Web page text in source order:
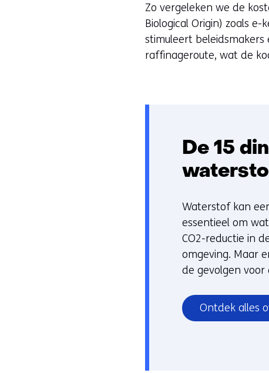
Zo vergeleken we de
Biological Origin) zoals
stimuleert beleidsmakers
raffinageroute, wat de
De 15
Waterstof kan
essentieel om
CO2-reductie in
omgeving. Maar
de gevolgen
Ontdek alles